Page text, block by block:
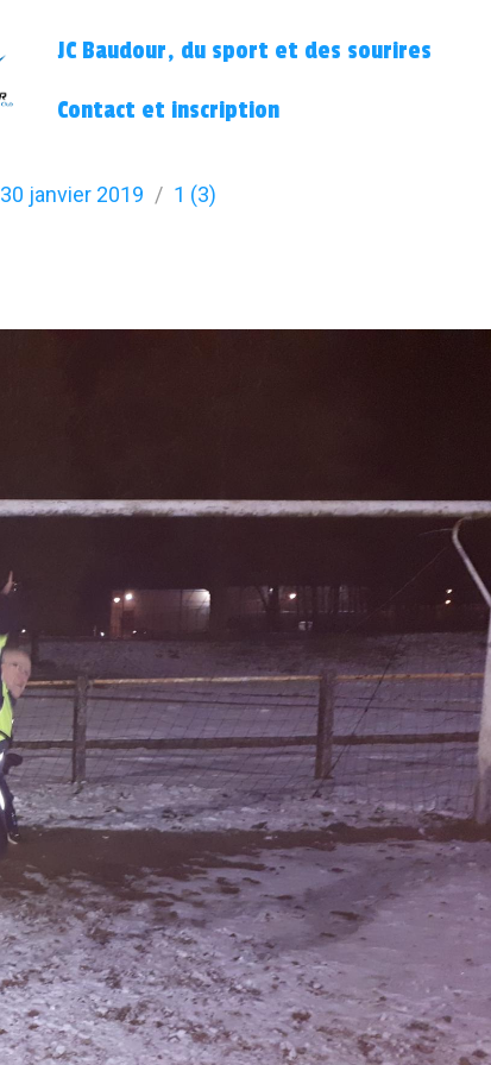
JC Baudour, du sport et des sourires
Contact et inscription
30 janvier 2019 1 (3)